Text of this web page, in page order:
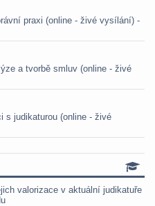
praxi (online - živé vysílání) -
a tvorbě smluv (online - živé
s judikaturou (online - živé
valorizace v aktuální judikatuře